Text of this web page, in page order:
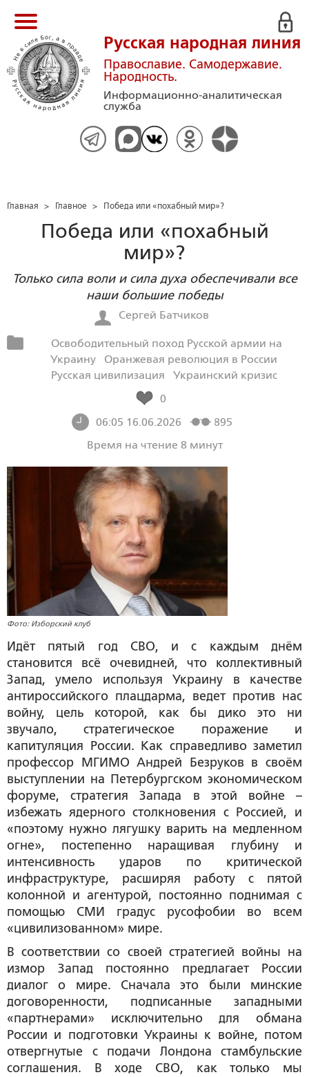
Русская народная линия
Православие. Самодержавие.
Народность.
Информационно-аналитическая
служба
Главная > Главное > Победа или «похабный мир»?
Победа или «похабный
мир»?
Только сила воли и сила духа обеспечивали все
наши большие победы
Сергей Батчиков
Освободительный поход Русской армии на
Украину
Оранжевая революция в России
Русская цивилизация
Украинский кризис
0
06:05 16.06.2026
895
Время на чтение 8 минут
Фото: Изборский клуб
Идёт пятый год СВО, и с каждым днём
становится всё очевидней, что коллективный
Запад, умело используя Украину в качестве
антироссийского плацдарма, ведет против нас
войну, цель которой, как бы дико это ни
звучало, стратегическое поражение и
капитуляция России. Как справедливо заметил
профессор МГИМО Андрей Безруков в своём
выступлении на Петербургском экономическом
форуме, стратегия Запада в этой войне –
избежать ядерного столкновения с Россией, и
«поэтому нужно лягушку варить на медленном
огне», постепенно наращивая глубину и
интенсивность ударов по критической
инфраструктуре, расширяя работу с пятой
колонной и агентурой, постоянно поднимая с
помощью СМИ градус русофобии во всем
«цивилизованном» мире.
В соответствии со своей стратегией войны на
измор Запад постоянно предлагает России
диалог о мире. Сначала это были минские
договоренности, подписанные западными
«партнерами» исключительно для обмана
России и подготовки Украины к войне, потом
отвергнутые с подачи Лондона стамбульские
соглашения. В ходе СВО, как только мы